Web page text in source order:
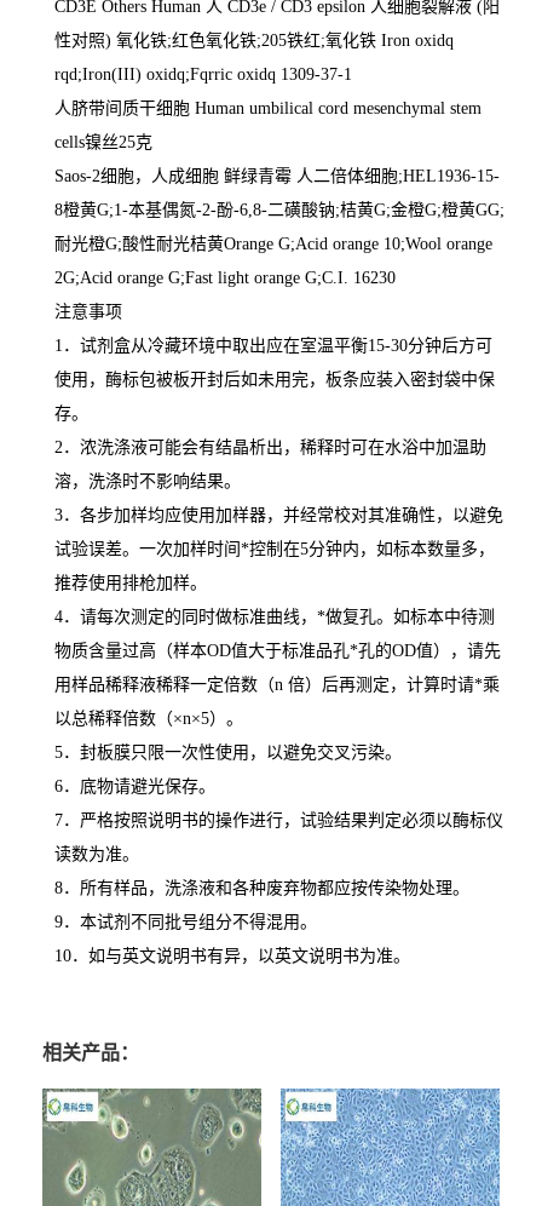
CD3E Others Human 人 CD3e / CD3 epsilon 人细胞裂解液 (阳
性对照) 氧化铁;红色氧化铁;205铁红;氧化铁 Iron oxidq
rqd;Iron(III) oxidq;Fqrric oxidq 1309-37-1
人脐带间质干细胞 Human umbilical cord mesenchymal stem
cells镍丝25克
Saos-2细胞，人成细胞 鲜绿青霉 人二倍体细胞;HEL1936-15-
8橙黄G;1-本基偶氮-2-酚-6,8-二磺酸钠;桔黄G;金橙G;橙黄GG;
耐光橙G;酸性耐光桔黄Orange G;Acid orange 10;Wool orange
2G;Acid orange G;Fast light orange G;C.I. 16230
注意事项
1 ．试剂盒从冷藏环境中取出应在室温平衡15-30分钟后方可
使用，酶标包被板开封后如未用完，板条应装入密封袋中保
存。
2 ．浓洗涤液可能会有结晶析出，稀释时可在水浴中加温助
溶，洗涤时不影响结果。
3．各步加样均应使用加样器，并经常校对其准确性，以避免
试验误差。一次加样时间 *控制在5分钟内，如标本数量多，
推荐使用排枪加样。
4．请每次测定的同时做标准曲线， *做复孔。如标本中待测
物质含量过高（样本OD值大于标准品孔*孔的OD值），请先
用样品稀释液稀释一定倍数（n 倍）后再测定，计算时请*乘
以总稀释倍数（×n×5）。
5．封板膜只限一次性使用，以避免交叉污染。
6．底物请避光保存。
7．严格按照说明书的操作进行，试验结果判定必须以酶标仪
读数为准。
8．所有样品，洗涤液和各种废弃物都应按传染物处理。
9．本试剂不同批号组分不得混用。
10．如与英文说明书有异，以英文说明书为准。
相关产品：